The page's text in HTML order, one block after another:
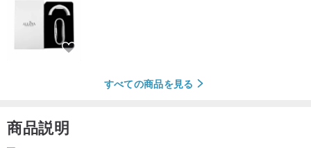
すべての商品を見る
商品説明